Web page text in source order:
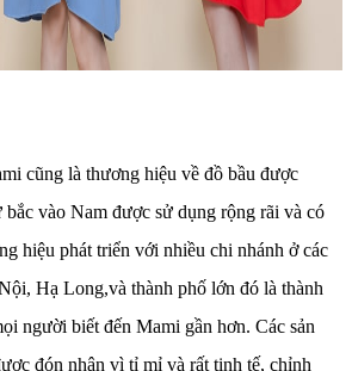
cũng là thương hiệu về đồ bầu được
vào Nam được sử dụng rộng rãi và có
hiệu phát triển với nhiều chi nhánh ở các
Hạ Long,và thành phố lớn đó là thành
người biết đến Mami gần hơn. Các sản
đón nhận vì tỉ mỉ và rất tinh tế, chỉnh